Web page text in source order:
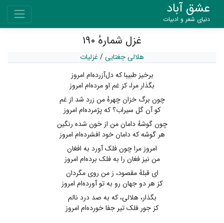
عشق آباد
دنیای شعر و ادبیات
غزل شمارهٔ ۱۹۰
هلالی جغتایی/ غزلیات
برخیز طبیبا که دل‌آزرده‌ام امروز
بگذار مرا، کز غم او مرده‌ام امروز
چون برگ خزان چهرهٔ من زرد شد از غم
کو آن گل سیراب؟ که پژمرده‌ام امروز
چون گوشهٔ دامان من از خون شده رنگین
هر گوشه که دامان خود افشرده‌ام امروز
امروز مرا چون فلک آورد به افغان
من نیز فغان را به فلک برده‌ام امروز
ای قبلهٔ مقصود، ز من روی مگردان
کز هر دو جهان رو به تو آورده‌ام امروز
بگذار، هلالی، که به صد درد نالم
کز جور فلک تیر جفا خورده‌ام امروز